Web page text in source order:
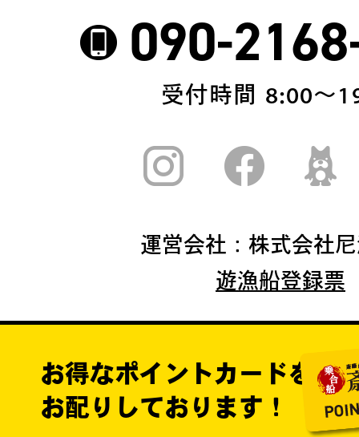
090-
受付時間 8:00〜
運営会社：株式会社
遊漁船登録票
お得なポイントカードを
お配りしております！